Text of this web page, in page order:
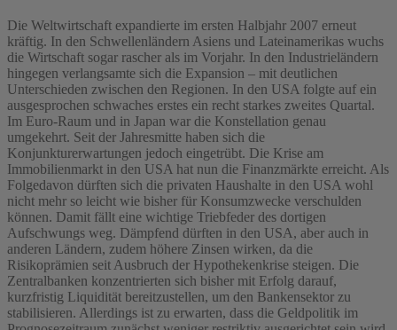
Die Weltwirtschaft expandierte im ersten Halbjahr 2007 erneut
kräftig. In den Schwellenländern Asiens und Lateinamerikas wuchs
die Wirtschaft sogar rascher als im Vorjahr. In den Industrieländern
hingegen verlangsamte sich die Expansion – mit deutlichen
Unterschieden zwischen den Regionen. In den USA folgte auf ein
ausgesprochen schwaches erstes ein recht starkes zweites Quartal.
Im Euro-Raum und in Japan war die Konstellation genau
umgekehrt. Seit der Jahresmitte haben sich die
Konjunkturerwartungen jedoch eingetrübt. Die Krise am
Immobilienmarkt in den USA hat nun die Finanzmärkte erreicht. Als
Folgedavon dürften sich die privaten Haushalte in den USA wohl
nicht mehr so leicht wie bisher für Konsumzwecke verschulden
können. Damit fällt eine wichtige Triebfeder des dortigen
Aufschwungs weg. Dämpfend dürften in den USA, aber auch in
anderen Ländern, zudem höhere Zinsen wirken, da die
Risikoprämien seit Ausbruch der Hypothekenkrise steigen. Die
Zentralbanken konzentrierten sich bisher mit Erfolg darauf,
kurzfristig Liquidität bereitzustellen, um den Bankensektor zu
stabilisieren. Allerdings ist zu erwarten, dass die Geldpolitik im